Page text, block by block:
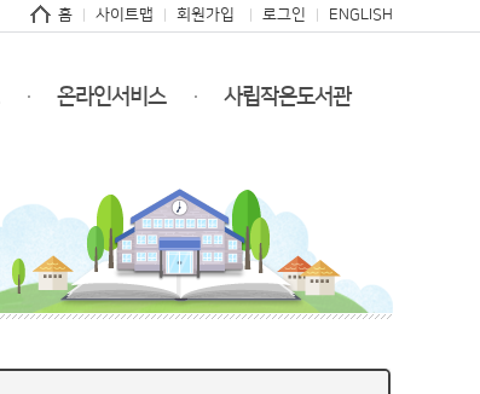
홈 사이트맵 회원가입 로그인 ENGLISH
온라인서비스 사립작은도서관